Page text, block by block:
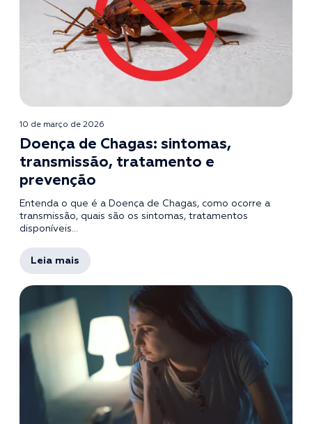
10 de março de 2026
Doença de Chagas: sintomas,
transmissão, tratamento e
prevenção
Entenda o que é a Doença de Chagas, como ocorre a
transmissão, quais são os sintomas, tratamentos
disponíveis...
Leia mais